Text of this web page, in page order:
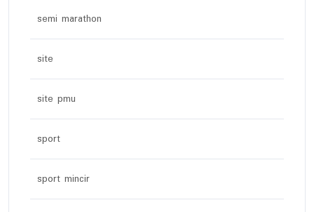
semi marathon
site
site pmu
sport
sport mincir